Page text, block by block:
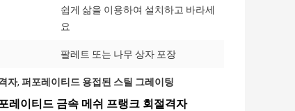
쉽게 삶을 이용하여 설치하고 바라세
요
팔레트 또는 나무 상자 포장
자, 퍼포레이티드 용접된 스틸 그레이팅
레이티드 금속 메쉬 프랭크 회절격자